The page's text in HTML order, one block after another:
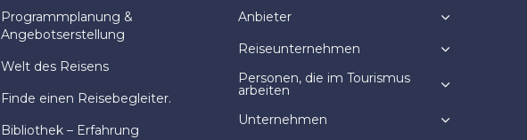
Programmplanung &
Angebotserstellung
Welt des Reisens
Finde einen Reisebegleiter.
Bibliothek – Erfahrung
Anbieter
Reiseunternehmen
Personen, die im Tourismus
arbeiten
Unternehmen